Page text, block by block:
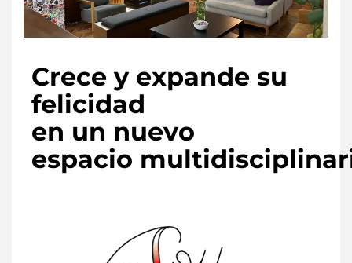
Crece y expande su
felicidad
en un nuevo
espacio